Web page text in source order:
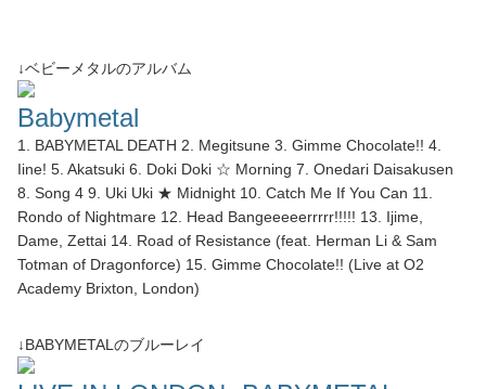
↓ベビーメタルのアルバム
Babymetal
1. BABYMETAL DEATH 2. Megitsune 3. Gimme Chocolate!! 4.
Iine! 5. Akatsuki 6. Doki Doki ☆ Morning 7. Onedari Daisakusen
8. Song 4 9. Uki Uki ★ Midnight 10. Catch Me If You Can 11.
Rondo of Nightmare 12. Head Bangeeeeerrrrr!!!!! 13. Ijime,
Dame, Zettai 14. Road of Resistance (feat. Herman Li & Sam
Totman of Dragonforce) 15. Gimme Chocolate!! (Live at O2
Academy Brixton, London)
↓BABYMETALのブルーレイ